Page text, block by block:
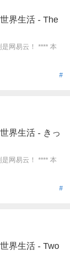
界生活 - The
网易云！ **** 本
#
界生活 - きっ
网易云！ **** 本
#
界生活 - Two